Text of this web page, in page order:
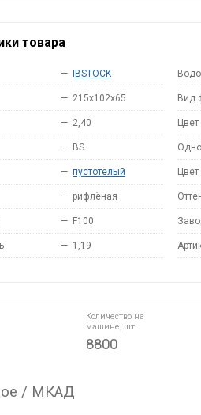
товара
— IBSTOCK
— 215x102x65
— 2,40
— BS
— пустотелый
— рифлёная
— F100
— 1,19
Вид
Цвет
Количество на
машине, шт.
8800
/ МКАД